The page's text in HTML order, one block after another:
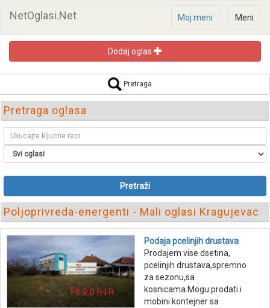
NetOglasi.Net Meni
Moj meni
Dodaj oglas
Pretraga
Pretraga oglasa
Pretraži
Poljoprivreda-energenti - Mali oglasi Kragujevac
Podaja pcelinjih drustava
Prodajem vise dsetina,
pcelinjih drustava,spremno
za sezonu,sa
kosnicama.Mogu prodati i
mobini kontejner sa